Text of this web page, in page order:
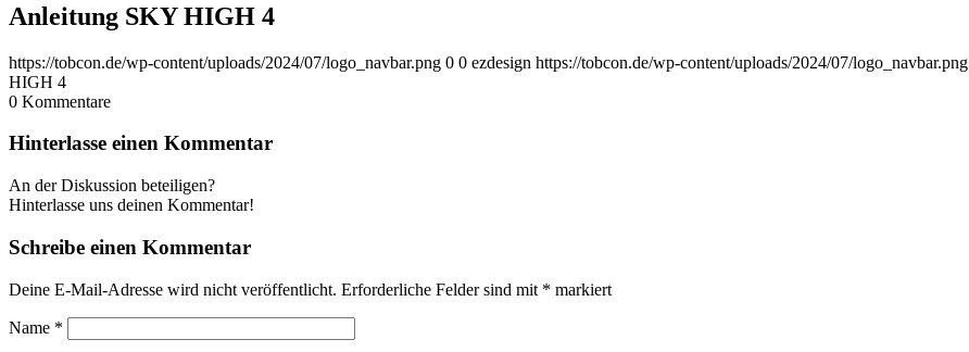
Anleitung SKY HIGH 4
https://tobcon.de/wp-content/uploads/2024/07/logo_navbar.png 0 0 ezdesign https://tobcon.de/wp-content/uploads/2024/07/logo_navbar.png
HIGH 4
0 Kommentare
Hinterlasse einen Kommentar
An der Diskussion beteiligen?
Hinterlasse uns deinen Kommentar!
Schreibe einen Kommentar
Deine E-Mail-Adresse wird nicht veröffentlicht. Erforderliche Felder sind mit * markiert
Name *